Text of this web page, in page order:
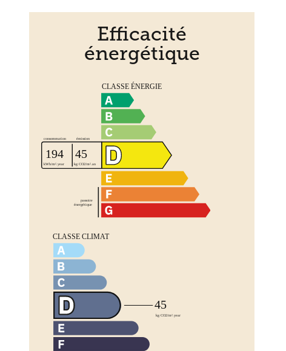
Efficacité
énergétique